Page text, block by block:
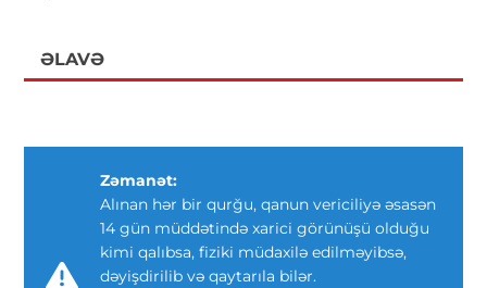
ƏLAVƏ
Zəmanət:
Alınan hər bir qurğu, qanun vericiliyə əsasən
14 gün müddətində xarici görünüşü olduğu
kimi qalıbsa, fiziki müdaxilə edilməyibsə,
dəyişdirilib və qaytarıla bilər.